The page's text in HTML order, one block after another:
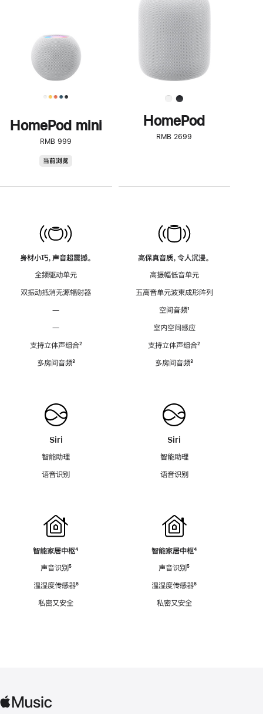
HomePod mini
RMB 999
当前浏览
身材小巧，声音超震撼。
全频驱动单元
双振动抵消无源辐射器
—
—
支持立体声组合脚
²
多房间音频脚
³
Siri
智能助理
语音识别
智能家居中枢脚
⁴
声音识别脚
⁵
温湿度传感器脚
⁶
私密又安全
了
解
HomePod<
HomePod
RMB 2699
高保真音质，令人沉浸。
高振幅低音单元
五高音单元波束成形阵列
空间音频脚
¹
室内空间感应
支持立体声组合脚
²
多房间音频脚
³
Siri
智能助理
语音识别
智能家居中枢脚
⁴
声音识别脚
⁵
温湿度传感器脚
⁶
私密又安全